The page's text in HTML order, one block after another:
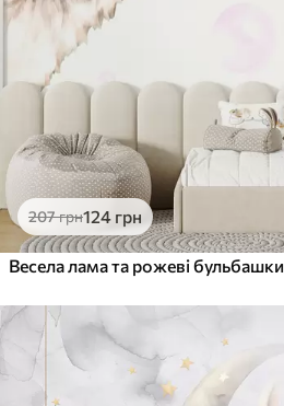
207грн124 грн
Весела лама та рожеві бульбашки